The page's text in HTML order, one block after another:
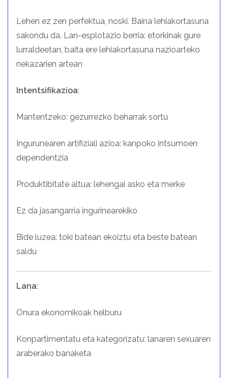
Lehen ez zen perfektua, noski. Baina lehiakortasuna
sakondu da. Lan-esplotazio berria: etorkinak gure
lurraldeetan, baita ere lehiakortasuna nazioarteko
nekazarien artean
Intentsifikazioa:
Mantentzeko: gezurrezko beharrak sortu
Ingurunearen artifiziali azioa: kanpoko intsumoen
dependentzia
Produktibitate altua: lehengai asko eta merke
Ez da jasangarria ingurinearekiko
Bide luzea: toki batean ekoiztu eta beste batean
saldu
Lana:
Onura ekonomikoak helburu
Konpartimentatu eta kategorizatu: lanaren sexuaren
araberako banaketa